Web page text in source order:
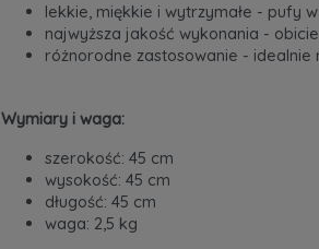
lekkie, miękkie i wytrzymałe - pufy
najwyższa jakość wykonania -
różnorodne zastosowanie -
Wymiary i waga:
szerokość: 45 cm
wysokość: 45 cm
długość: 45 cm
waga: 2,5 kg